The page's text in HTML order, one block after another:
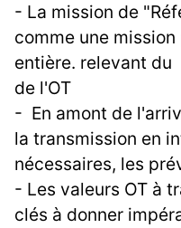
- La mission de
comme une
entière. relevant
de l'OT
- En amont de
la transmission en
nécessaires, les
- Les valeurs OT à
clés à donner